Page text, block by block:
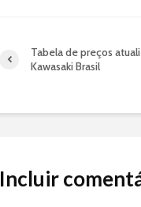
Tabela de preços
Kawasaki Brasil
Incluir